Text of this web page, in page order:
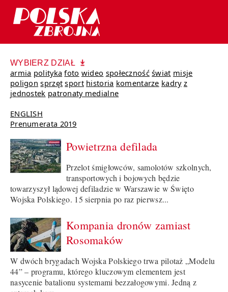
WYBIERZ DZIAŁ
armia polityka foto wideo społeczność świat misje
poligon sprzęt sport historia komentarze kadry z
jednostek patronaty medialne
ENGLISH
Prenumerata 2019
Powietrzna defilada
Przelot śmigłowców, samolotów szkolnych,
transportowych i bojowych będzie
towarzyszył lądowej defiladzie w Warszawie w Święto
Wojska Polskiego. 15 sierpnia po raz pierwsz...
Kompania dronów zamiast
Rosomaków
W dwóch brygadach Wojska Polskiego trwa pilotaż „Modelu
44” – programu, którego kluczowym elementem jest
nasycenie batalionu systemami bezzałogowymi. Jedną z